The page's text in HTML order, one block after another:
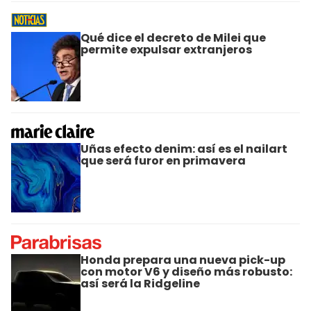
Qué dice el decreto de Milei que
permite expulsar extranjeros
Uñas efecto denim: así es el nailart
que será furor en primavera
Honda prepara una nueva pick-up
con motor V6 y diseño más robusto:
así será la Ridgeline